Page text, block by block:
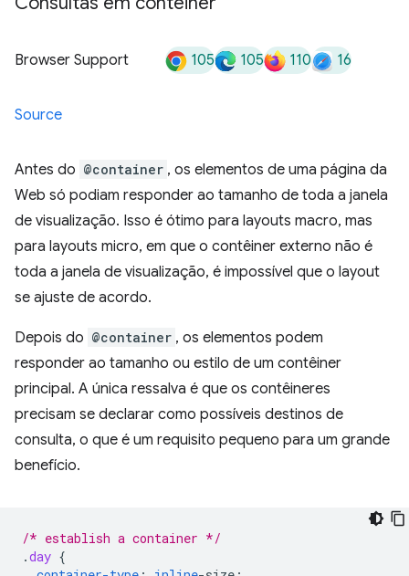
Browser Support 105 105 110 16
Source
Antes do @container , os elementos de uma página da
Web só podiam responder ao tamanho de toda a janela
de visualização. Isso é ótimo para layouts macro, mas
para layouts micro, em que o contêiner externo não é
toda a janela de visualização, é impossível que o layout
se ajuste de acordo.
Depois do @container , os elementos podem
responder ao tamanho ou estilo de um contêiner
principal. A única ressalva é que os contêineres
precisam se declarar como possíveis destinos de
consulta, o que é um requisito pequeno para um grande
benefício.
/* establish a container */
.day {